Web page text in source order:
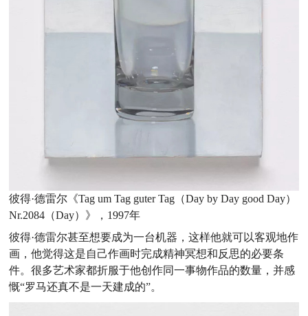
彼得·德雷尔《Tag um Tag guter Tag（Day by Day good Day）
Nr.2084（Day）》，1997年
彼得·德雷尔甚至想要成为一台机器，这样他就可以客观地作
画，他觉得这是自己作画时完成精神冥想和反思的必要条
件。很多艺术家都折服于他创作同一事物作品的数量，并感
慨“罗马还真不是一天建成的”。